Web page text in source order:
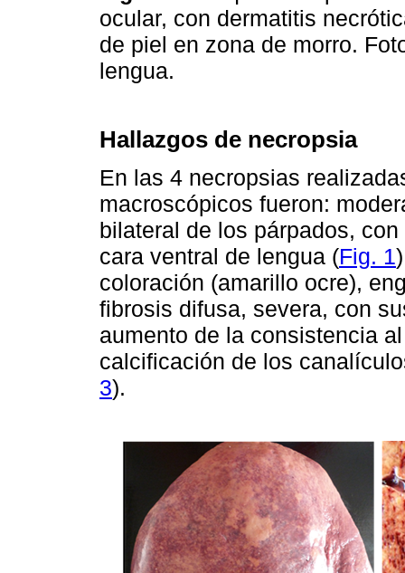
ocular, con dermatitis
de piel en zona de morro.
lengua.
Hallazgos de necropsia
En las 4 necropsias
macroscópicos fueron:
bilateral de los párpados,
cara ventral de lengua (Fig. 1
coloración (amarillo ocre),
fibrosis difusa, severa, con
aumento de la consistencia
calcificación de los
3).